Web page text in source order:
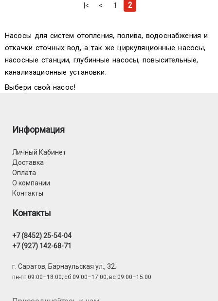
|< < 1 2
Насосы для систем отопления, полива, водоснабжения и
откачки сточных вод, а так же циркуляционные насосы,
насосные станции, глубинные насосы, повысительные,
канализационные установки.
Выбери свой насос!
Информация
Личный Кабинет
Доставка
Оплата
О компании
Контакты
Контакты
+7 (8452) 25-54-04
+7 (927) 142-68-71
г. Саратов, Барнаульская ул., 32.
пн-пт 09:00–18:00; сб 09:00–17:00; вс 09:00–15:00